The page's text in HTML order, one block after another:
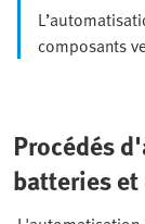
composants
Procédés
batteries